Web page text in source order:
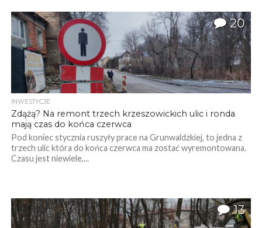
20
INWESTYCJE
Zdążą? Na remont trzech krzeszowickich ulic i ronda
mają czas do końca czerwca
Pod koniec stycznia ruszyły prace na Grunwaldzkiej, to jedna z
trzech ulic która do końca czerwca ma zostać wyremontowana.
Czasu jest niewiele,...
13